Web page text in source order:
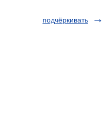
подчёркивать